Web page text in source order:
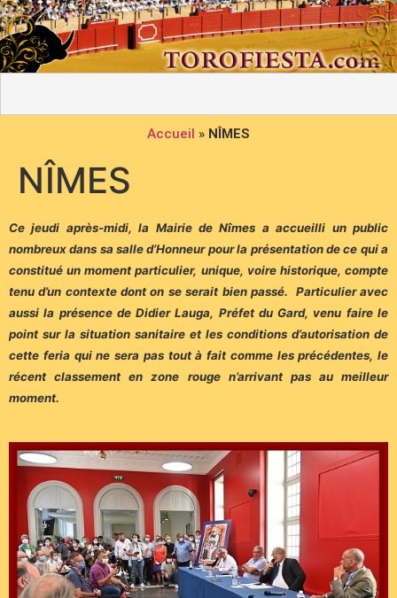
Accueil » NÎMES
NÎMES
Ce jeudi après-midi, la Mairie de Nîmes a accueilli un public
nombreux dans sa salle d’Honneur pour la présentation de ce qui a
constitué un moment particulier, unique, voire historique, compte
tenu d’un contexte dont on se serait bien passé. Particulier avec
aussi la présence de Didier Lauga, Préfet du Gard, venu faire le
point sur la situation sanitaire et les conditions d’autorisation de
cette feria qui ne sera pas tout à fait comme les précédentes, le
récent classement en zone rouge n’arrivant pas au meilleur
moment.